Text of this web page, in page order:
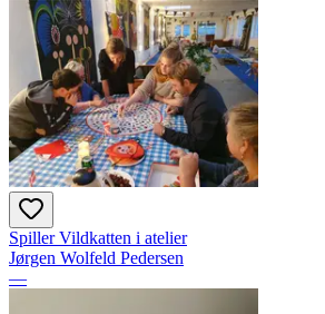
Spiller Vildkatten i atelier
Jørgen Wolfeld Pedersen
—